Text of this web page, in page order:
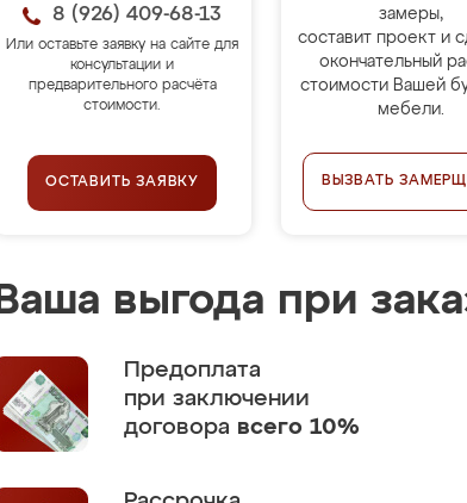
8 (926) 409-68-13
Или оставьте заявку на сайте для
консультации и
предварительного расчёта
стоимости.
ОСТАВИТЬ ЗАЯВКУ
замеры,
составит проект и
окончательный
стоимости Вашей
мебели.
ВЫЗВАТЬ
Ваша выгода при
Предоплата
при заключении
договора всего 10%